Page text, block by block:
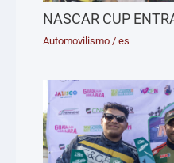
NASCAR CUP
Automovilismo /es